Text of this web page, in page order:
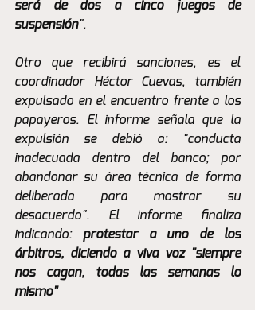
será de dos a cinco juegos de
suspensión".
Otro que recibirá sanciones, es el
coordinador Héctor Cuevas, también
expulsado en el encuentro frente a los
papayeros. El informe señala que la
expulsión se debió a: "conducta
inadecuada dentro del banco; por
abandonar su área técnica de forma
deliberada para mostrar su
desacuerdo". El informe finaliza
indicando: protestar a uno de los
árbitros, diciendo a viva voz "siempre
nos cagan, todas las semanas lo
mismo"